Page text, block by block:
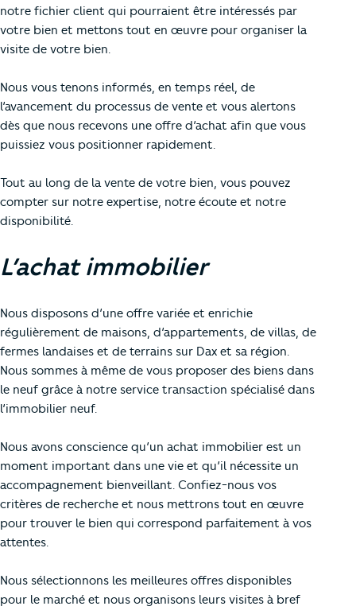
notre fichier client qui pourraient être intéressés par
votre bien et mettons tout en œuvre pour organiser la
visite de votre bien.
Nous vous tenons informés, en temps réel, de
l’avancement du processus de vente et vous alertons
dès que nous recevons une offre d’achat afin que vous
puissiez vous positionner rapidement.
Tout au long de la vente de votre bien, vous pouvez
compter sur notre expertise, notre écoute et notre
disponibilité.
L’achat immobilier
Nous disposons d’une offre variée et enrichie
régulièrement de maisons, d’appartements, de villas, de
fermes landaises et de terrains sur Dax et sa région.
Nous sommes à même de vous proposer des biens dans
le neuf grâce à notre service transaction spécialisé dans
l’immobilier neuf.
Nous avons conscience qu’un achat immobilier est un
moment important dans une vie et qu’il nécessite un
accompagnement bienveillant. Confiez-nous vos
critères de recherche et nous mettrons tout en œuvre
pour trouver le bien qui correspond parfaitement à vos
attentes.
Nous sélectionnons les meilleures offres disponibles
pour le marché et nous organisons leurs visites à bref